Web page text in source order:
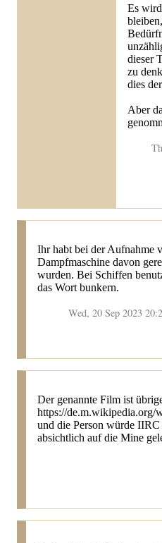
Es
dieser
zu
dies
Aber
Ihr habt bei der Aufnahme
Dampfmaschine davon
wurden. Bei Schiffen
das Wort bunkern.
Wed, 20 Sep 2023
Der genannte Film ist
https://de.m.wikipedia.org/
und die Person würde
absichtlich auf die Mine